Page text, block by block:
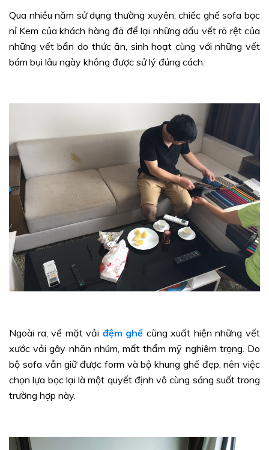
Qua nhiều năm sử dụng thường xuyên, chiếc ghế sofa bọc
nỉ Kem của khách hàng đã để lại những dấu vết rõ rệt của
những vết bẩn do thức ăn, sinh hoạt cùng với những vết
bám bụi lâu ngày không được sử lý đúng cách.
Ngoài ra, về mặt vải đệm ghế cũng xuất hiện những vết
xước vải gây nhăn nhúm, mất thẩm mỹ nghiêm trọng. Do
bộ sofa vẫn giữ được form và bộ khung ghế đẹp, nên việc
chọn lựa bọc lại là một quyết định vô cùng sáng suốt trong
trường hợp này.